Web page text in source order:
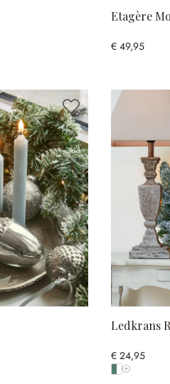
Etagère
€ 49,95
Ledkrans
€ 24,95